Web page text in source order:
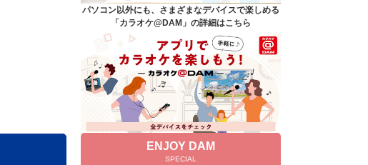
キャンペーン
よくあるご質問
DAMの新曲・ランキングなど
カラオケ最新情報をチェック！
パソコン以外にも、さまざまなデバイスで楽しめる
「カラオケ@DAM」の詳細はこちら
ENJOY DAM
SPECIAL